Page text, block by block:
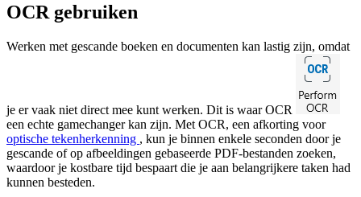
OCR gebruiken
Werken met gescande boeken en documenten kan lastig zijn, omdat
je er vaak niet direct mee kunt werken. Dit is waar OCR
een echte gamechanger kan zijn. Met OCR, een afkorting voor
optische tekenherkenning , kun je binnen enkele seconden door je
gescande of op afbeeldingen gebaseerde PDF-bestanden zoeken,
waardoor je kostbare tijd bespaart die je aan belangrijkere taken had
kunnen besteden.